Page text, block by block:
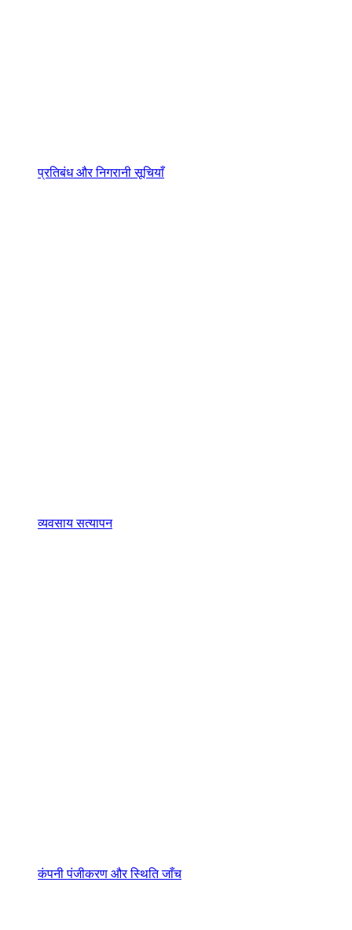
प्रतिबंध और निगरानी सूचियाँ
व्यवसाय सत्यापन
कंपनी पंजीकरण और स्थिति जाँच